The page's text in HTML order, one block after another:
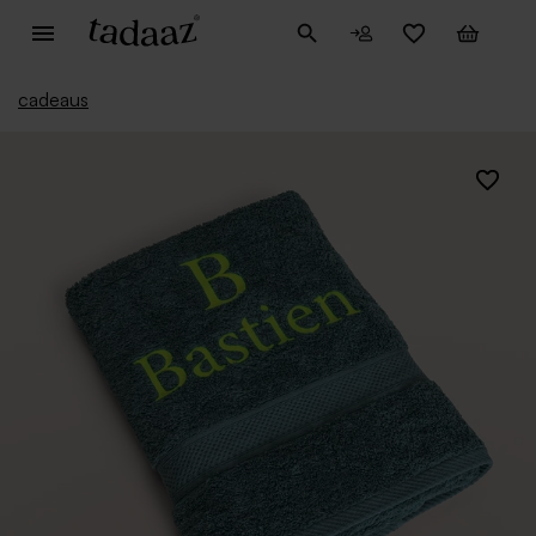
cadeaus